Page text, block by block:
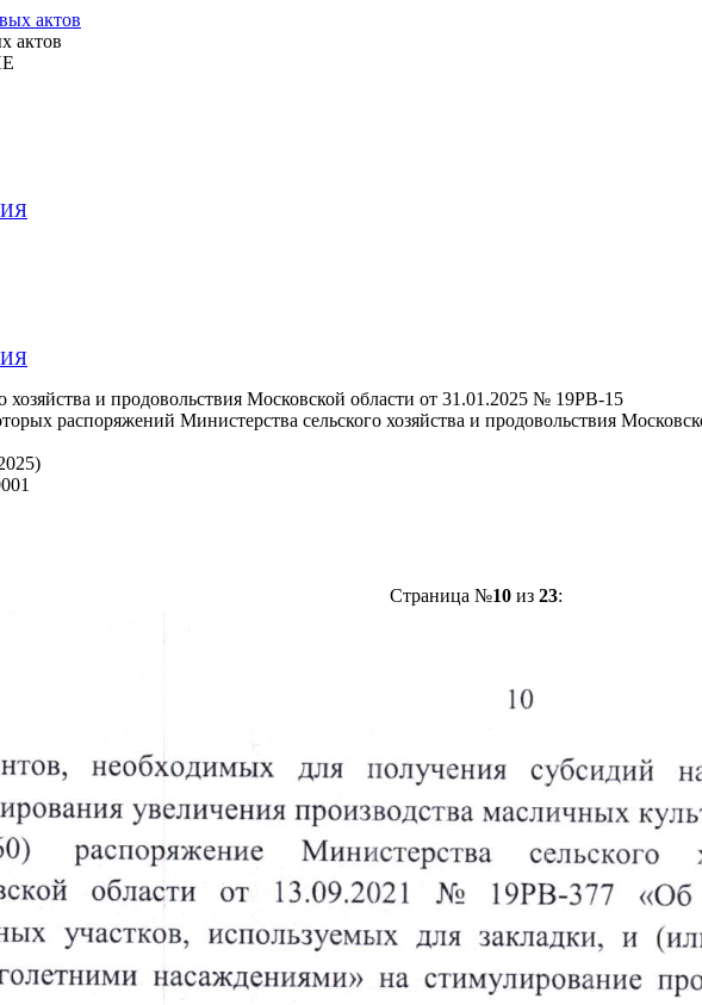
актов
хозяйства и продовольствия Московской области от 31.01.2025 № 19РВ-15
распоряжений Министерства сельского хозяйства и продовольствия
Страница №10из 23: